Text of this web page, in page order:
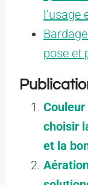
l’usage
pose et
choisir
et la